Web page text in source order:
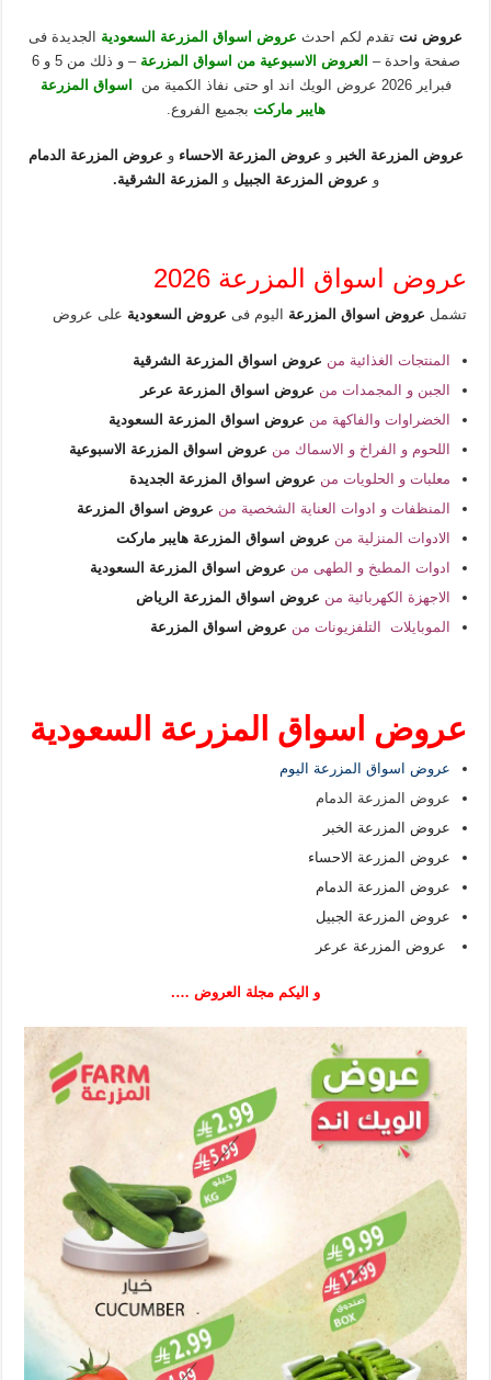
عروض نتتقدم لكم احدث عروض اسواق المزرعة السعودية الجديدة فى
صفحة واحدة – العروض الاسبوعية من اسواق المزرعة
– و ذلك من 5 و 6
فبراير 2026 عروض الويك اند او حتى نفاذ الكمية من
اسواق المزرعة
هايبر ماركت بجميع الفروع.
عروض المزرعة الخبر و عروض المزرعة الاحساء و عروض المزرعة الدمام
و عروض المزرعة الجبيلو المزرعة الشرقية.
عروض اسواق المزرعة 2026
تشمل عروض اسواق المزرعة اليوم فى عروض السعوديةعلى عروض
المنتجات الغذائية من عروض اسواق المزرعة الشرقية
الجبن و المجمدات من عروض اسواق المزرعة عرعر
الخضراوات والفاكهة من عروض اسواق المزرعة السعودية
اللحوم و الفراخ و الاسماك من عروض اسواق المزرعة الاسبوعية
معلبات و الحلويات من عروض اسواق المزرعة الجديدة
المنظفات و ادوات العناية الشخصية من عروض اسواق المزرعة
الادوات المنزلية من عروض اسواق المزرعة هايبر ماركت
ادوات المطبخ و الطهى من عروض اسواق المزرعة السعودية
الاجهزة الكهربائية من عروض اسواق المزرعة الرياض
الموبايلات التلفزيونات من عروض اسواق المزرعة
عروض اسواق المزرعة السعودية
عروض اسواق المزرعة اليوم
عروض المزرعة الدمام
عروض المزرعة الخبر
عروض المزرعة الاحساء
عروض المزرعة الدمام
عروض المزرعة الجبيل
عروض المزرعة عرعر
و اليكم مجلة العروض ….